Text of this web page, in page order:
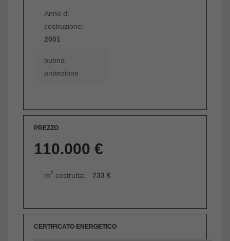
Anno di
costruzione:
2001
buona
protezione
PREZZO
110.000 €
m2 costrutta: 733 €
CERTIFICATO ENERGETICO